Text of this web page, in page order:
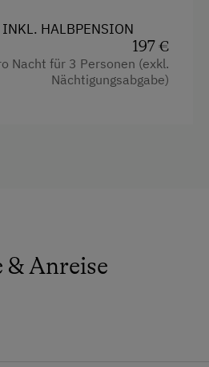
HALBPENSION
197 €
Nacht für 3 Personen (exkl.
Nächtigungsabgabe)
& Anreise